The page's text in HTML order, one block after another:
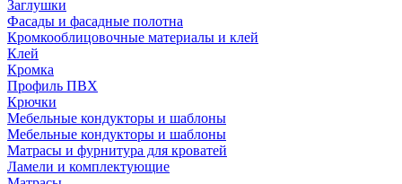
Заглушки
Фасады и фасадные полотна
Кромкооблицовочные материалы и клей
Клей
Кромка
Профиль ПВХ
Крючки
Мебельные кондукторы и шаблоны
Мебельные кондукторы и шаблоны
Матрасы и фурнитура для кроватей
Ламели и комплектующие